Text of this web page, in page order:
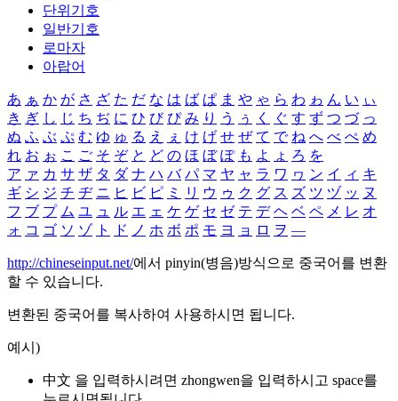
단위기호
일반기호
로마자
아랍어
あ ぁ か が さ ざ た だ な は ば ぱ ま や ゃ ら わ ゎ ん い ぃ
き ぎ し じ ち ぢ に ひ び ぴ み り う ぅ く ぐ す ず つ づ っ
ぬ ふ ぶ ぷ む ゆ ゅ る え ぇ け げ せ ぜ て で ね へ べ ぺ め
れ お ぉ こ ご そ ぞ と ど の ほ ぼ ぽ も よ ょ ろ を
ア ァ カ サ ザ タ ダ ナ ハ バ パ マ ヤ ャ ラ ワ ヮ ン イ ィ キ
ギ シ ジ チ ヂ ニ ヒ ビ ピ ミ リ ウ ゥ ク グ ス ズ ツ ヅ ッ ヌ
フ ブ プ ム ユ ュ ル エ ェ ケ ゲ セ ゼ テ デ ヘ ベ ペ メ レ オ
ォ コ ゴ ソ ゾ ト ド ノ ホ ボ ポ モ ヨ ョ ロ ヲ ―
http://chineseinput.net/에서 pinyin(병음)방식으로 중국어를 변환
할 수 있습니다.
변환된 중국어를 복사하여 사용하시면 됩니다.
예시)
中文 을 입력하시려면 zhongwen을 입력하시고 space를